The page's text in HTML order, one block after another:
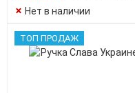
Нет в наличии
ТОП ПРОДАЖ